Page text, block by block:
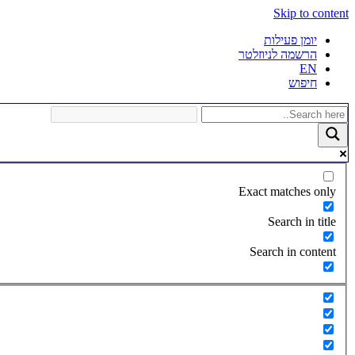
Skip to content
יומן פעילות
הרשמה לניוזלטר
EN
חיפוש
Exact matches only
Search in title
Search in content